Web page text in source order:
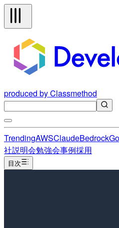
produced by Classmethod
TrendingAWSClaudeBedrock
社説明会勉強会事例採用
目次